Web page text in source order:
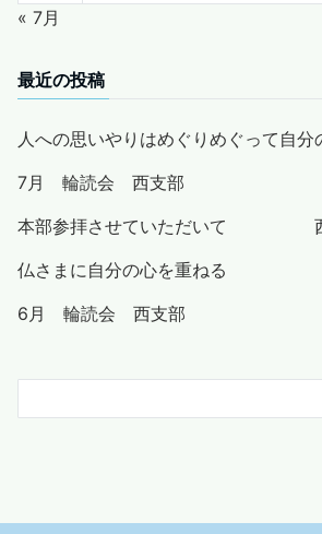
« 7月
最近の投稿
人への思いやりはめぐりめぐって自分
7月 輪読会 西支部
本部参拝させていただいて 西
仏さまに自分の心を重ねる
6月 輪読会 西支部